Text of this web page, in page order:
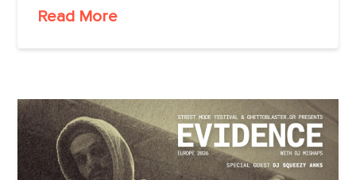
Read More